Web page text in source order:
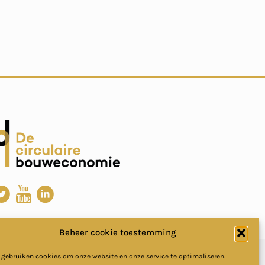
Beheer cookie toestemming
cookies om onze website en onze service te optimaliseren.